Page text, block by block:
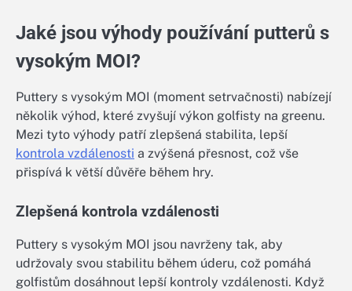
Jaké jsou výhody používání putterů s
vysokým MOI?
Puttery s vysokým MOI (moment setrvačnosti) nabízejí
několik výhod, které zvyšují výkon golfisty na greenu.
Mezi tyto výhody patří zlepšená stabilita, lepší
kontrola vzdálenosti a zvýšená přesnost, což vše
přispívá k větší důvěře během hry.
Zlepšená kontrola vzdálenosti
Puttery s vysokým MOI jsou navrženy tak, aby
udržovaly svou stabilitu během úderu, což pomáhá
golfistům dosáhnout lepší kontroly vzdálenosti. Když